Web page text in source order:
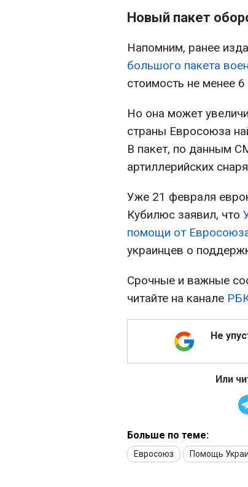
Новый пакет
Напомним, ранее
большого пакета
стоимость не менее
Но она может
страны Евросоюза
В пакет, по данным
артиллерийских
Уже 21 февраля
Кубилюс заявил, что
помощи от
украинцев о
Срочные и важные
читайте на канале
Не
Или
Больше по теме:
Евросоюз Помощь